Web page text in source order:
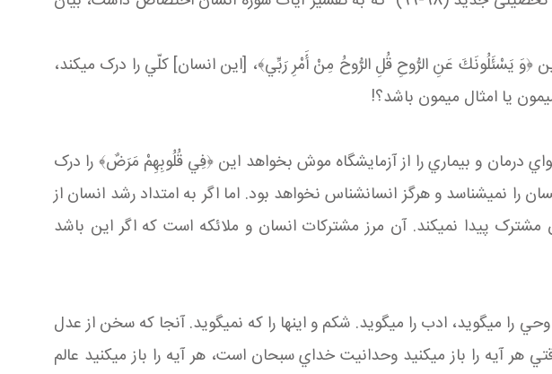
اينهايي که مي‎گويند انسان با ميمون هشتاد درصد مشترکات دارد، اين برای تنِ انسان است. اما اين ﴿وَ يَسْئَلُونَكَ عَنِ الرُّوحِ قُلِ الرُّوحُ مِنْ أَمْرِ رَبِّي﴾، [این انسان] کلّي را درک مي‎کند،
درمان و بيماري را از آزمايشگاه موش بخواهد اين ﴿فِي قُلُوبِهِمْ مَرَضٌ﴾ را درک
نمي‎کند و اگر در حريم مشترکات بين انسان و حيوان، انسان و دام و مانند آن جستجو کند، اين انسان را نمي‎شناسد و هرگز انسان‎شناس نخواهد بود. اما اگر به امتداد رشد انسان از
بخش جماد و نبات و حيوان بگذرد به بخش ملکوتي‎اش برسد يک ذرّه بين انسان و غير انسان مشترک پيدا نمي‎کند. آن مرز مشترکات انسان و ملائکه است که اگر اين باشد
آیت الله العظمی جوادی آملی اظهار داشتند: بيشتر قرآن دارد معنويت را مي‎گويد، اخلاق را مي‎گويد، وحي را مي‎گويد، ادب را مي‎گويد. شکم و اينها را که نمي‎گويد. آنجا که سخن از عدل
است سخن از بيشتر نيست. آنجا که شکم است بله، بيشتر است؛ يعني بخش مشترکات است. وقتي هر آيه را باز مي‎کنيد وحدانيت خداي سبحان است، هر آيه را باز مي‎کنيد عالم